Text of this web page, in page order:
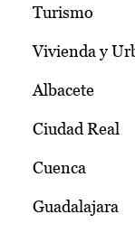
Turismo
Vivienda y
Albacete
Ciudad Real
Cuenca
Guadalajara